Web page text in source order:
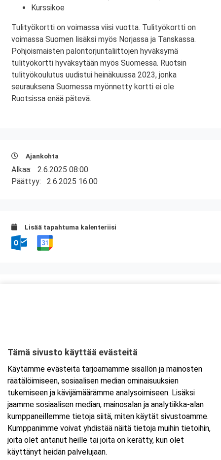
Kurssikoe
Tulityökortti on voimassa viisi vuotta. Tulityökortti on
voimassa Suomen lisäksi myös Norjassa ja Tanskassa.
Pohjoismaisten palontorjuntaliittojen hyväksymä
tulityökortti hyväksytään myös Suomessa. Ruotsin
tulityökoulutus uudistui heinäkuussa 2023, jonka
seurauksena Suomessa myönnetty kortti ei ole
Ruotsissa enää pätevä.
Ajankohta
Alkaa: 2.6.2025 08:00
Päättyy: 2.6.2025 16:00
Lisää tapahtuma kalenteriisi
Tarkempi kartta ja ajo-ohjeet
Tämä sivusto käyttää evästeitä
Käytämme evästeitä tarjoamamme sisällön ja mainosten
räätälöimiseen, sosiaalisen median ominaisuuksien
tukemiseen ja kävijämäärämme analysoimiseen. Lisäksi
jaamme sosiaalisen median, mainosalan ja analytiikka-alan
kumppaneillemme tietoja siitä, miten käytät sivustoamme.
Kumppanimme voivat yhdistää näitä tietoja muihin tietoihin,
joita olet antanut heille tai joita on kerätty, kun olet
käyttänyt heidän palvelujaan.